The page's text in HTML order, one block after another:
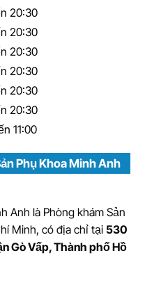
20:30
20:30
20:30
20:30
20:30
20:30
11:00
Phụ Khoa Minh Anh
Anh là Phòng khám Sản
Minh, có địa chỉ tại 530
Gò Vấp, Thành phố Hồ